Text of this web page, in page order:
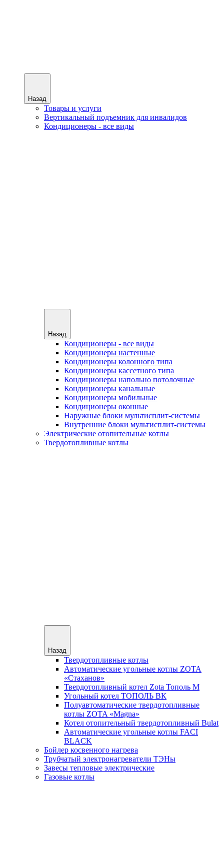
Назад
Товары и услуги
Вертикальный подъемник для инвалидов
Кондиционеры - все виды
Назад
Кондиционеры - все виды
Кондиционеры настенные
Кондиционеры колонного типа
Кондиционеры кассетного типа
Кондиционеры напольно потолочные
Кондиционеры канальные
Кондиционеры мобильные
Кондиционеры оконные
Наружные блоки мультисплит-системы
Внутренние блоки мультисплит-системы
Электрические отопительные котлы
Твердотопливные котлы
Назад
Твердотопливные котлы
Автоматические угольные котлы ZOTA
«Стаханов»
Твердотопливный котел Zota Тополь М
Угольный котел ТОПОЛЬ ВК
Полуавтоматические твердотопливные
котлы ZOTA «Magna»
Котел отопительный твердотопливный Bulat
Автоматические угольные котлы FACI
BLACK
Бойлер косвенного нагрева
Трубчатый электронагреватели ТЭНы
Завесы тепловые электрические
Газовые котлы